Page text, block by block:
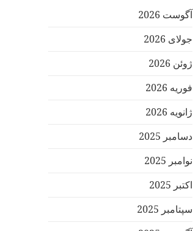
آگوست 2026
جولای 2026
ژوئن 2026
فوریه 2026
ژانویه 2026
دسامبر 2025
نوامبر 2025
اکتبر 2025
سپتامبر 2025